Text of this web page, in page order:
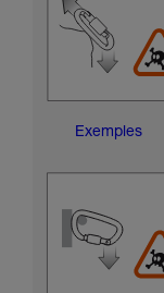
Exemples